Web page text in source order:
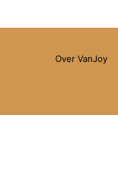
Over VanJoy